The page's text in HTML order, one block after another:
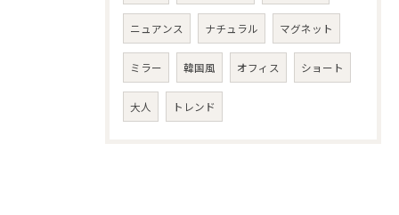
ニュアンス ナチュラル マグネット
ミラー 韓国風 オフィス ショート
大人 トレンド